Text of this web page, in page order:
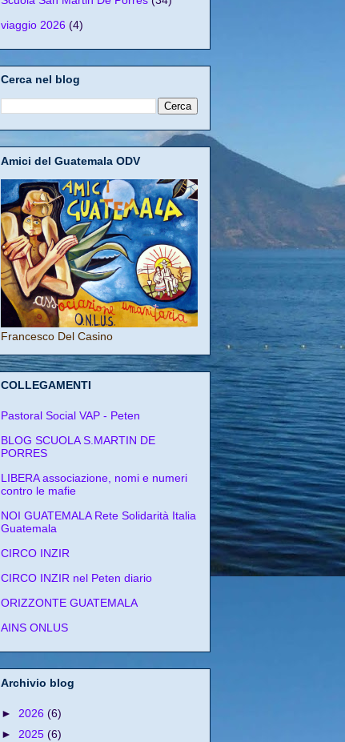
viaggio 2026 (4)
Cerca nel blog
Amici del Guatemala ODV
Francesco Del Casino
COLLEGAMENTI
Pastoral Social VAP - Peten
BLOG SCUOLA S.MARTIN DE
PORRES
LIBERA associazione, nomi e numeri
contro le mafie
NOI GUATEMALA Rete Solidarità Italia
Guatemala
CIRCO INZIR
CIRCO INZIR nel Peten diario
ORIZZONTE GUATEMALA
AINS ONLUS
Archivio blog
► 2026 (6)
► 2025 (6)